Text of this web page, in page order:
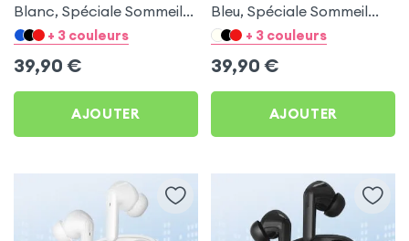
Blanc, Spéciale Sommeil
pour Nokia 5
+ 3 couleurs
39,90 €
AJOUTER
Bleu, Spéciale Sommeil
pour Nokia 5
+ 3 couleurs
39,90 €
AJOUTER